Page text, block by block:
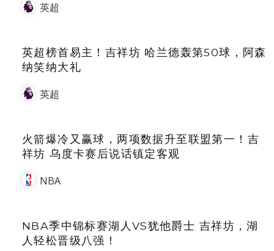
英超
英超榜首易主！吉祥坊 哈兰德轰第50球，阿森
纳笑纳大礼
英超
火箭爆冷又赢球，两项数据升至联盟第一！吉
祥坊 乌度卡赛后说话镇定客观
NBA
NBA季中锦标赛湖人VS犹他爵士 吉祥坊，湖
人轻松晋级八强！